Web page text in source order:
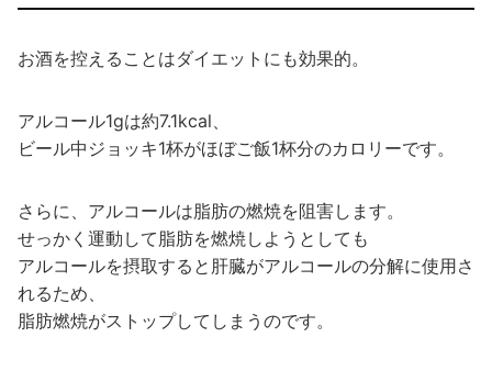
お酒を控えることはダイエットにも効果的。
アルコール1gは約7.1kcal、
ビール中ジョッキ1杯がほぼご飯1杯分のカロリーです。
さらに、アルコールは脂肪の燃焼を阻害します。
せっかく運動して脂肪を燃焼しようとしても
アルコールを摂取すると肝臓がアルコールの分解に使用さ
れるため、
脂肪燃焼がストップしてしまうのです。